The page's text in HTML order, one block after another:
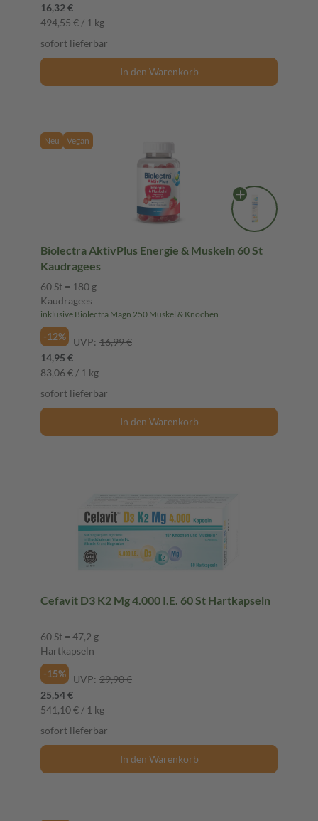
16,32 €
494,55 € / 1 kg
sofort lieferbar
In den Warenkorb
Neu Vegan
Biolectra AktivPlus Energie & Muskeln 60 St
Kaudragees
60 St = 180 g
Kaudragees
inklusive Biolectra Magn 250 Muskel & Knochen
-12% UVP: 16,99 €
14,95 €
83,06 € / 1 kg
sofort lieferbar
In den Warenkorb
Cefavit D3 K2 Mg 4.000 I.E. 60 St Hartkapseln
60 St = 47,2 g
Hartkapseln
-15%
UVP: 29,90 €
25,54 €
541,10 € / 1 kg
sofort lieferbar
In den Warenkorb